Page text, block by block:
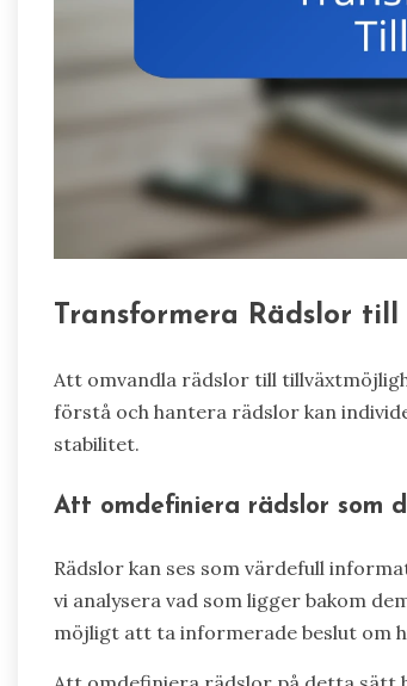
Transformera Rädslor
Att omvandla rädslor till
förstå och hantera rädslor kan
stabilitet.
Att omdefiniera rädslor som
Rädslor kan ses som värdefull
vi analysera vad som ligger bakom
möjligt att ta informerade beslut om